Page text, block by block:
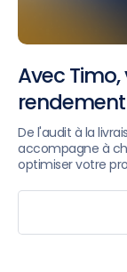
Avec Timo,
De l'audit à la
accompagne à
optimiser votre